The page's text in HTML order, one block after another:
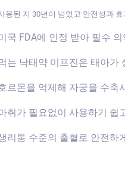
용된 지 30년이 넘었고 안전성과 효
국 FDA에 인정 받아 필수
는 낙태약 미프진은 태아가
르몬을 억제해 자궁을 수축
취가 필요없이 사용하기 쉽
리통 수준의 출혈로 안전하